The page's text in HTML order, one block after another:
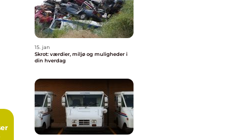
15. jan
Skrot: værdier, miljø og muligheder i
din hverdag